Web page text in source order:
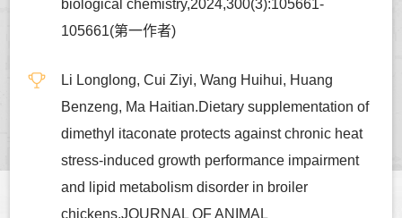
biological chemistry,2024,300(3):105661-
105661(第一作者)
Li Longlong, Cui Ziyi, Wang Huihui, Huang
Benzeng, Ma Haitian.Dietary supplementation of
dimethyl itaconate protects against chronic heat
stress-induced growth performance impairment
and lipid metabolism disorder in broiler
chickens,JOURNAL OF ANIMAL